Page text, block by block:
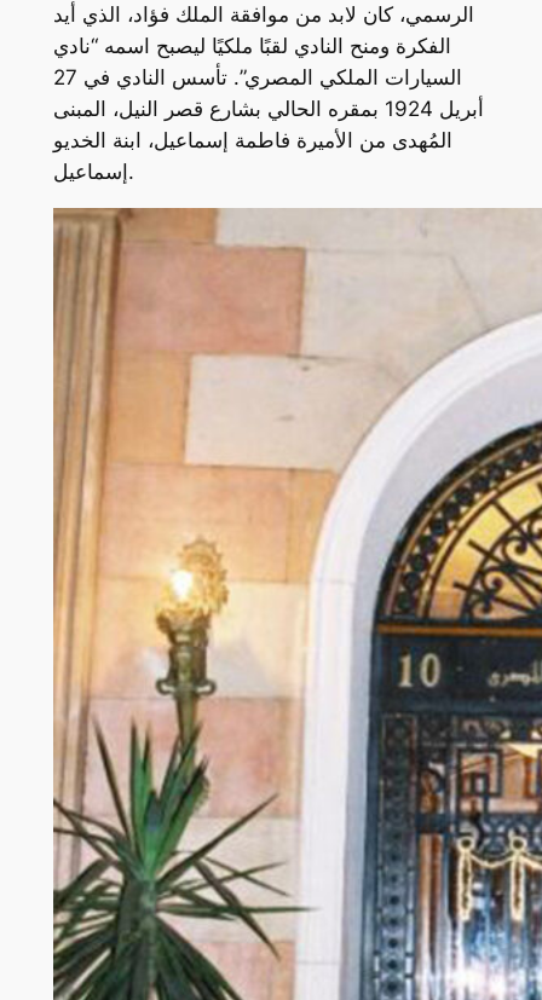
الرسمي، كان لابد من موافقة الملك فؤاد، الذي أيد
الفكرة ومنح النادي لقبًا ملكيًا ليصبح اسمه “نادي
السيارات الملكي المصري”. تأسس النادي في 27
أبريل 1924 بمقره الحالي بشارع قصر النيل، المبنى
المُهدى من الأميرة فاطمة إسماعيل، ابنة الخديو
إسماعيل.